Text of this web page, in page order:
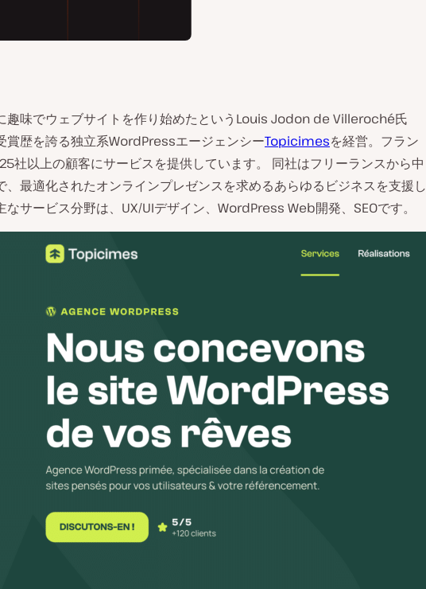
趣味でウェブサイトを作り始めたというLouis Jodon de Villeroché氏
賞歴を誇る独立系WordPressエージェンシーTopicimesを経営。フラン
社以上の顧客にサービスを提供しています。 同社はフリーランスから中
、最適化されたオンラインプレゼンスを求めるあらゆるビジネスを支援し
なサービス分野は、UX/UIデザイン、WordPress Web開発、SEOです。